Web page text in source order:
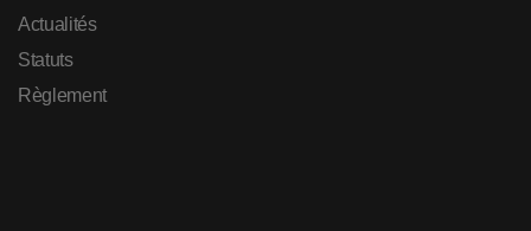
Actualités
Statuts
Règlement